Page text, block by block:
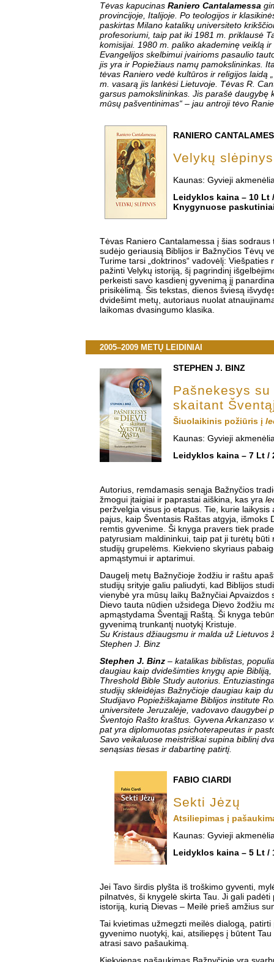
Tėvas kapucinas Raniero Cantalamessa
provincijoje, Italijoje. Po teologijos ir
paskirtas Milano katalikų universiteto
profesoriumi, taip pat iki 1981 m. priklausė
komisijai. 1980 m. paliko akademinę veiklą
Evangelijos skelbimui įvairioms pasaulio
jis yra ir Popiežiaus namų pamokslininkas.
tėvas Raniero vedė kultūros ir religijos laidą
m. vasarą jis lankėsi Lietuvoje. Tėvas R.
garsus pamokslininkas. Jis parašė daugybę
mūsų pašventinimas“ – jau antroji tėvo
RANIERO
Velykų slėpinys
Kaunas: Gyvieji
Leidyklos kaina – 10 Lt
Knygynuose
Tėvas Raniero Cantalamessa į šias sodraus
sudėjo geriausią Biblijos ir Bažnyčios Tėvų
Turime tarsi „doktrinos“ vadovėlį: Viešpaties
pažinti Velykų istoriją, šį pagrindinį
perkeisti savo kasdienį gyvenimą jį
prisikėlimą. Šis tekstas, dienos šviesą
dvidešimt metų, autoriaus nuolat
laikomas dvasingumo klasika.
2005–2009 METŲ LEIDINIAI
STEPHEN J. BINZ
Pašnekesys su
skaitant
Šiuolaikinis požiūris į
Kaunas: Gyvieji
Leidyklos kaina – 7 Lt /
Autorius, remdamasis senąja Bažnyčios
žmogui įtaigiai ir paprastai aiškina, kas yra
peržvelgia visus jo etapus. Tie, kurie laikysis
pajus, kaip Šventasis Raštas atgyja, išmoks
remtis gyvenime. Ši knyga pravers tiek
patyrusiam maldininkui, taip pat ji turėtų
studijų grupelėms. Kiekvieno skyriaus
apmąstymui ir aptarimui.
Daugelį metų Bažnyčioje žodžiu ir raštu
studijų srityje galiu paliudyti, kad Biblijos
vienybė yra mūsų laikų Bažnyčiai Apvaizdos
Dievo tauta nūdien užsidega Dievo žodžiu
apmąstydama Šventąjį Raštą. Ši knyga
gyvenimą trunkantį nuotykį Kristuje.
Su Kristaus džiaugsmu ir malda už Lietuvos
Stephen J. Binz
Stephen J. Binz – katalikas biblistas,
daugiau kaip dvidešimties knygų apie
Threshold Bible Study autorius.
studijų skleidėjas Bažnyčioje daugiau kaip
Studijavo Popiežiškajame Biblijos institute
universitete Jeruzalėje, vadovavo daugybei
Šventojo Rašto kraštus. Gyvena Arkanzaso
pat yra diplomuotas psichoterapeutas ir
Savo veikaluose meistriškai supina biblinį
senąsias tiesas ir dabartinę patirtį.
FABIO CIARDI
Sekti Jėzų
Atsiliepimas į
Kaunas: Gyvieji
Leidyklos kaina – 5 Lt /
Jei Tavo širdis plyšta iš troškimo gyventi,
pilnatvės, ši knygelė skirta Tau. Ji gali padėti
istoriją, kurią Dievas – Meilė prieš amžius
Tai kvietimas užmegzti meilės dialogą, patirti
gyvenimo nuotykį, kai, atsiliepęs į būtent
atrasi savo pašaukimą.